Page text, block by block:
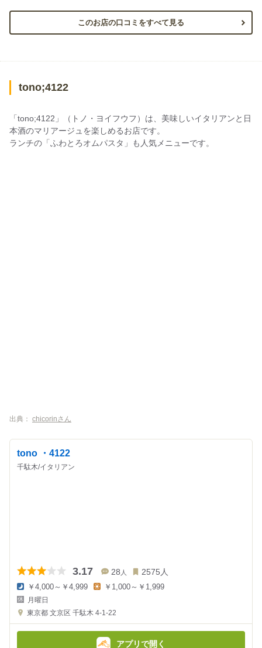
このお店の口コミをすべて見る
tono;4122
「tono;4122」（トノ・ヨイフウフ）は、美味しいイタリアンと日
本酒のマリアージュを楽しめるお店です。
ランチの「ふわとろオムパスタ」も人気メニューです。
出典： chicorinさん
tono ・4122
千駄木/イタリアン
3.17 28 人 2575人
夜
の
金
￥4,000～￥4,999
金
￥1,000～￥1,999
月曜日
東京都 文京区 千駄木 4-1-22
アプリで開く